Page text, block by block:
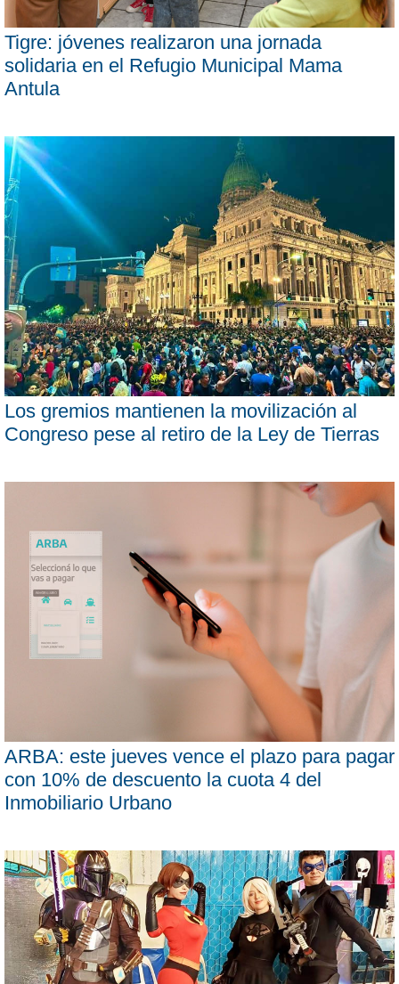
Tigre: jóvenes realizaron una jornada
solidaria en el Refugio Municipal Mama
Antula
Los gremios mantienen la movilización al
Congreso pese al retiro de la Ley de Tierras
ARBA: este jueves vence el plazo para pagar
con 10% de descuento la cuota 4 del
Inmobiliario Urbano